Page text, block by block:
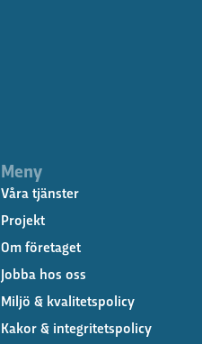
Meny
Våra tjänster
Projekt
Om företaget
Jobba hos oss
Miljö & kvalitetspolicy
Kakor & integritetspolicy